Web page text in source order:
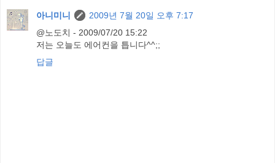
아니미니
2009년 7월 20일 오후 7:17
@노도치 - 2009/07/20 15:22
저는 오늘도 에어컨을 틉니다^^;;
답글